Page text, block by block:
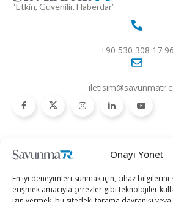
Onayı Yönet
En iyi deneyimleri sunmak için, cihaz bilgilerini
erişmek amacıyla çerezler gibi teknolojiler
“Etkin, Güvenilir, Haberdar”
+90 530 308 17 96
Savunma Sanayii
Hava Platformları
Kategoriler
Siber Güvenlik